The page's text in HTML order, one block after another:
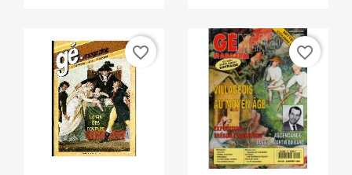
favorite_border favorite_border